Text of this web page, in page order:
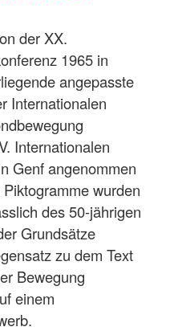
der XX.
1965 in
angepasste
Internationalen
Internationalen
Genf angenommen
wurden
des 50-jährigen
Grundsätze
zu dem Text
Bewegung
einem